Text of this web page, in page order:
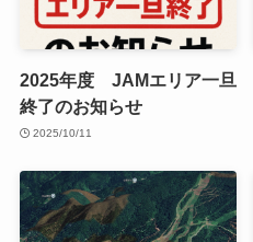
2025年度 JAMエリア一旦
終了のお知らせ
2025/10/11